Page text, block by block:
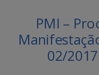
PMI –
02/